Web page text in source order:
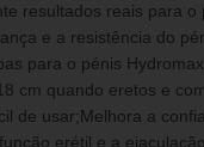
resultados reais para o
e a resistência do
para o pénis Hydromax.
cm quando eretos e
de usar;Melhora a
erétil e a